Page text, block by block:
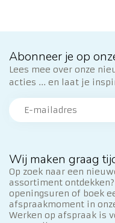
Wij maken graag
Op zoek naar een
assortiment
openingsuren of boek
afspraakmoment in
Werken op afspraak is
Abonneer je op
Lees mee over onze
acties ... en laat je